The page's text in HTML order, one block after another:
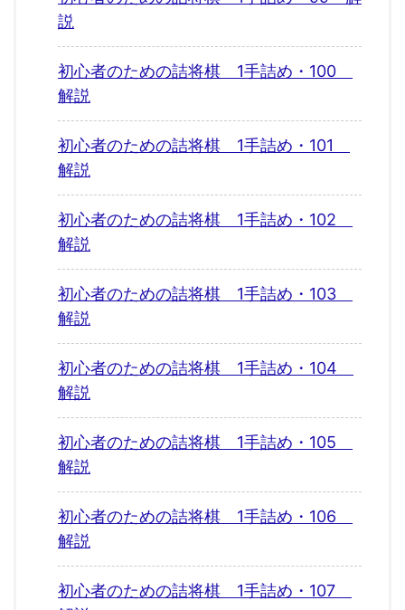
説
初心者のための詰将棋 1手詰め・100
解説
初心者のための詰将棋 1手詰め・101
解説
初心者のための詰将棋 1手詰め・102
解説
初心者のための詰将棋 1手詰め・103
解説
初心者のための詰将棋 1手詰め・104
解説
初心者のための詰将棋 1手詰め・105
解説
初心者のための詰将棋 1手詰め・106
解説
初心者のための詰将棋 1手詰め・107